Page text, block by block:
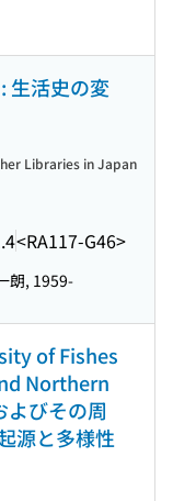
生活史の変
<RA117-G46>
Libraries in Japan
朗, 1959-
of Fishes
Northern
びその周
源と多様性